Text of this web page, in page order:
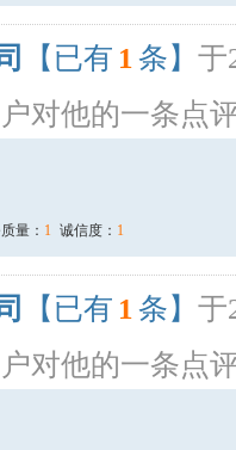
【已有 1 条】 于
对他的一条点
量： 1 诚信度： 1
【已有 1 条】 于
对他的一条点